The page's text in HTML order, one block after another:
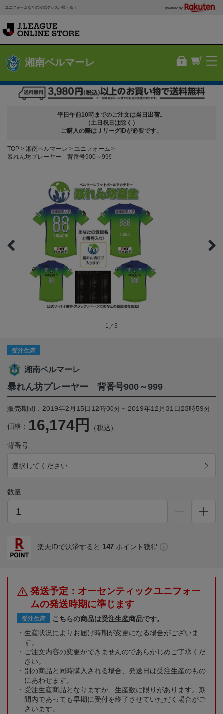
ユニフォームなどの公式グッズが買える！ powered by
湘南ベルマーレ
平日午前10時までのご注文は当日出荷。
（土日祝日は除く）
ご購入の際はＪリーグIDが必要です。
TOP 湘南ベルマーレ
ユニフォーム
暴れん坊プレーヤー 背番号900～999
1／3
受注生産
湘南ベルマーレ
暴れん坊プレーヤー 背番号900～999
販売期間：2019年2月15日12時00分～2019年12月31日23時59分
価格： 16,174円 （税込）
背番号
選択してください
数量
楽天IDで決済すると 147 ポイント獲得
発送予定：オーセンティックユニフォー
ムの発送時期に準じます
受注生産
こちらの商品は受注生産商品です。
生産状況によりお届け時期が変更になる場合がございま
す。
ご注文内容の変更ができませんのであらかじめご了承くだ
さい。
別の商品と同時購入される場合、発送日は受注生産のもの
にあわせます。
受注生産商品となりますが、生産数に限りがあります。期
間内であっても早期に受付を終了させていただく場合がご
ざいます。